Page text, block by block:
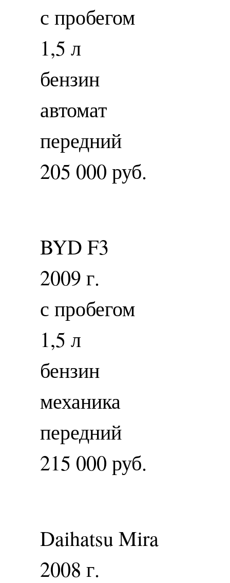
с пробегом
1,5 л
бензин
автомат
передний
205 000 руб.
BYD F3
2009 г.
с пробегом
1,5 л
бензин
механика
передний
215 000 руб.
Daihatsu Mira
2008 г.